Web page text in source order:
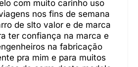
com muito carinho uso
nos fins de semana
de slto valor e de marca
ter confiança na marca e
na fabricação
pra mim e para muitos